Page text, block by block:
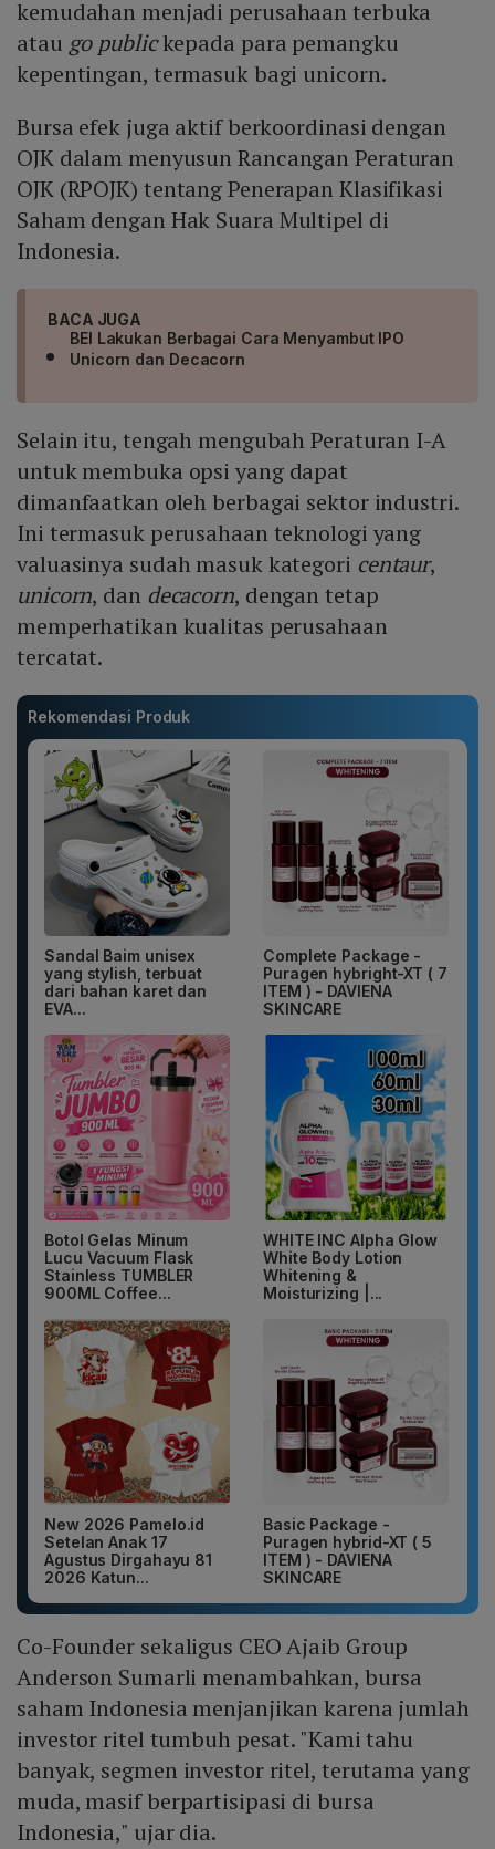
kemudahan menjadi perusahaan terbuka
atau go publickepada para pemangku
kepentingan, termasuk bagi unicorn.
Bursa efek juga aktif berkoordinasi dengan
OJK dalam menyusun Rancangan Peraturan
OJK (RPOJK) tentang Penerapan Klasifikasi
Saham dengan Hak Suara Multipel di
Indonesia.
BACA JUGA
BEI Lakukan Berbagai Cara Menyambut IPO
Unicorn dan Decacorn
Selain itu, tengah mengubah Peraturan I-A
untuk membuka opsi yang dapat
dimanfaatkan oleh berbagai sektor industri.
Ini termasuk perusahaan teknologi yang
valuasinya sudah masuk kategori centaur,
unicorn, dan decacorn, dengan tetap
memperhatikan kualitas perusahaan
tercatat.
Rekomendasi Produk
Sandal Baim unisex
yang stylish, terbuat
dari bahan karet dan
EVA...
Complete Package -
Puragen hybright-XT ( 7
ITEM ) - DAVIENA
SKINCARE
Botol Gelas Minum
Lucu Vacuum Flask
Stainless TUMBLER
900ML Coffee...
WHITE INC Alpha Glow
White Body Lotion
Whitening &
Moisturizing |...
New 2026 Pamelo.id
Setelan Anak 17
Agustus Dirgahayu 81
2026 Katun...
Basic Package -
Puragen hybrid-XT ( 5
ITEM ) - DAVIENA
SKINCARE
Co-Founder sekaligus CEO Ajaib Group
Anderson Sumarli menambahkan, bursa
saham Indonesia menjanjikan karena jumlah
investor ritel tumbuh pesat. "Kami tahu
banyak, segmen investor ritel, terutama yang
muda, masif berpartisipasi di bursa
Indonesia," ujar dia.